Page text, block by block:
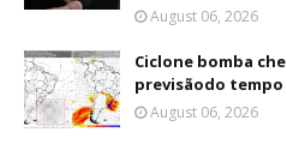
August 06, 2026
Ciclone bomba
previsãodo tempo
August 06, 2026